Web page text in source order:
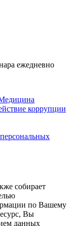
ежедневно
коррупции
собирает
по Вашему
Вы
данных